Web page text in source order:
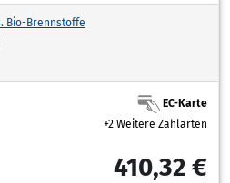
Bio-Brennstoffe
EC-Karte
+2 Weitere Zahlarten
410,32 €